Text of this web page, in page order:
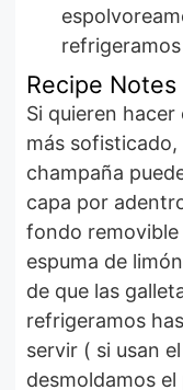
Recipe Notes
Si quieren hacer este postre y darle un aspecto
más
champaña
capa por
fondo
espuma de
de que las
refrigeramos
servir ( si usan
desmoldamos